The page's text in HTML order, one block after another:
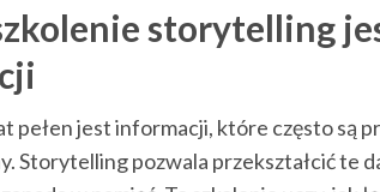
storytelling
pełen jest informacji, które często są
Storytelling pozwala przekształcić te